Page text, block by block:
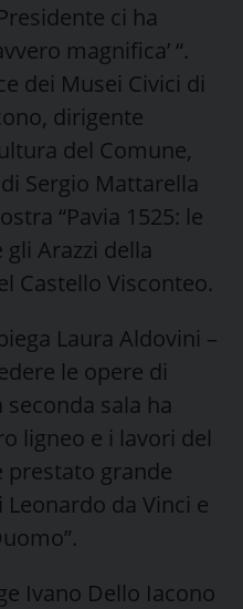
ci ha
magnifica’ “.
dei Musei Civici di
dirigente
del Comune,
Sergio Mattarella
“Pavia 1525: le
Arazzi della
Castello Visconteo.
Laura Aldovini –
le opere di
seconda sala ha
ligneo e i lavori del
prestato grande
da Vinci e
Ivano Dello Iacono